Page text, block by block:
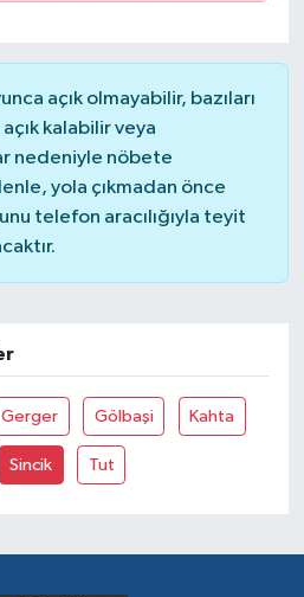
açık olmayabilir, bazıları
kalabilir veya
nedeniyle nöbete
yola çıkmadan önce
telefon aracılığıyla teyit
Gerger Gölbaşi Kahta
Sincik Tut